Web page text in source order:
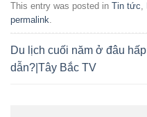
This entry was posted in Tin tức,
permalink.
Du lịch cuối năm ở đâu hấp
dẫn?|Tây Bắc TV